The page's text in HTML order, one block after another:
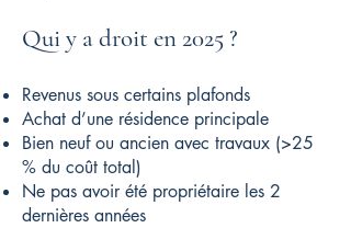
Qui y a droit en 2025 ?
Revenus sous certains plafonds
Achat d’une résidence principale
Bien neuf ou ancien avec travaux (>25
% du coût total)
Ne pas avoir été propriétaire les 2
dernières années